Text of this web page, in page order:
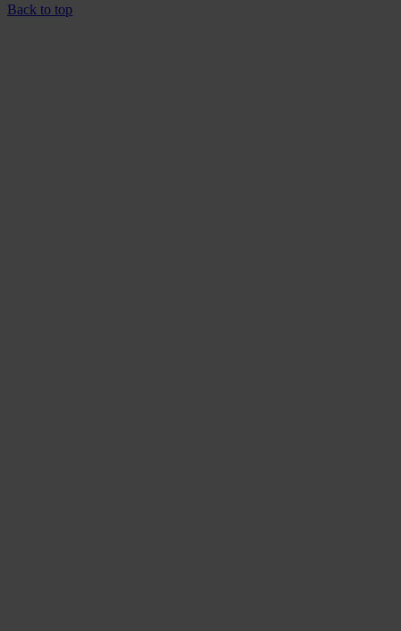
Back to top